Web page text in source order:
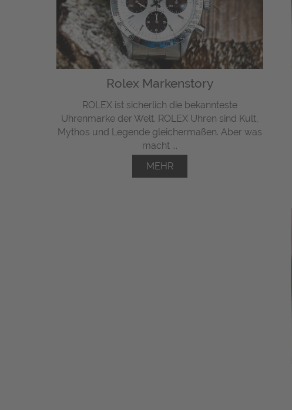
Rolex Markenstory
ROLEX ist sicherlich die bekannteste
Uhrenmarke der Welt. ROLEX Uhren sind Kult,
Mythos und Legende gleichermaßen. Aber was
macht ...
MEHR